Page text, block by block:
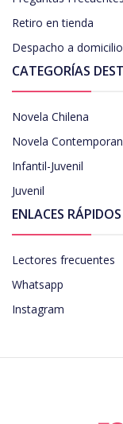
Retiro en tienda
Despacho a domicilio
CATEGORÍAS
Novela Chilena
Novela
Infantil-Juvenil
Juvenil
ENLACES RÁPIDOS
Lectores frecuentes
Whatsapp
Instagram